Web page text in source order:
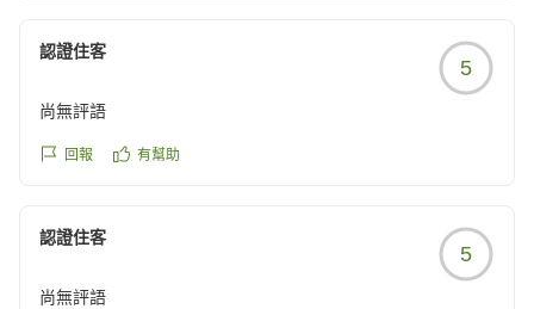
葉をいただくこともございます。
バイキング形式やビュッフェ形式で朝食を提供するホテ
ルが多くなる中、当ホテルはお膳にセットした一般的な
のお声をいただくこともございます。ご満足いただけた
認證住客
5
尚無評語
回報 有幫助
認證住客
5
尚無評語